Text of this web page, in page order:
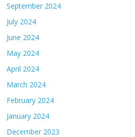
September 2024
July 2024
June 2024
May 2024
April 2024
March 2024
February 2024
January 2024
December 2023